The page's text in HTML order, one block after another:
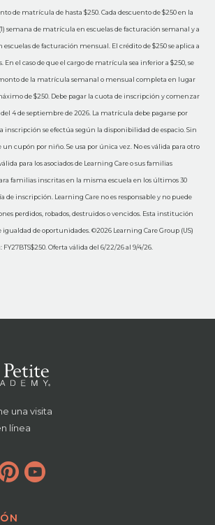
de matrícula de hasta $250. Cada descuento de $250 en la
semana de matrícula en escuelas de facturación semanal y a
de facturación mensual. El crédito de $250 se aplica a
En el caso de que el cargo de matrícula sea inferior a $250, se
de la matrícula semanal o mensual completa en lugar
de $250. Debe pagar la cuota de inscripción y comenzar
4 de septiembre de 2026. La matrícula debe pagarse por
inscripción se efectúa según la disponibilidad de espacio. Sin
cupón por niño. Se usa por única vez. No es válida para otro
para los asociados de Learning Care o sus familias
familias inscritas en la misma escuela en los últimos 30
de inscripción. Learning Care no es responsable y no puede
perdidos, robados, destruidos o vencidos. Esta institución
igualdad de oportunidades. ©2026 Learning Care Group (US)
Oferta válida del 6/22/26 al 9/4/26.
una visita
línea